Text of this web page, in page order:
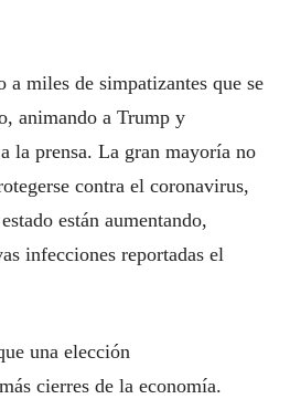
a miles de simpatizantes que se
animando a Trump y
la prensa. La gran mayoría no
contra el coronavirus,
están aumentando,
infecciones reportadas el
una elección
cierres de la economía.